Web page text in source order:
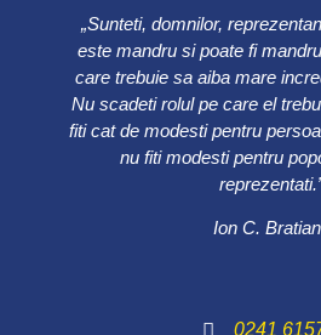
„Sunteti, domnilor,
este mandru si poate fi
care trebuie sa aiba mare
Nu scadeti rolul pe care el
fiti cat de modesti pentru
nu fiti modesti pentru
Ion C.
0241